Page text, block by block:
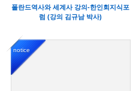
폴란드역사와 세계사 강의-한인회지식포
럼 (강의 김규남 박사)
notice